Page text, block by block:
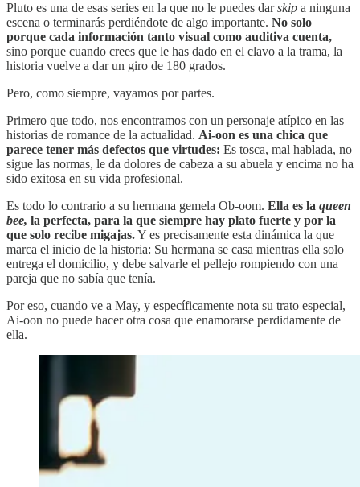
Pluto es una de esas series en la que no le puedes darskip a ninguna
escena o terminarás perdiéndote de algo importante. No solo
porque cada información tanto visual como auditiva cuenta,
sino porque cuando crees que le has dado en el clavo a la trama, la
historia vuelve a dar un giro de 180 grados.
Pero, como siempre, vayamos por partes.
Primero que todo, nos encontramos con un personaje atípico en las
historias de romance de la actualidad. Ai-oon es una chica que
parece tener más defectos que virtudes: Es tosca, mal hablada, no
sigue las normas, le da dolores de cabeza a su abuela y encima no ha
sido exitosa en su vida profesional.
Es todo lo contrario a su hermana gemela Ob-oom. Ella es la queen
bee, la perfecta, para la que siempre hay plato fuerte y por la
que solo recibe migajas.Y es precisamente esta dinámica la que
marca el inicio de la historia: Su hermana se casa mientras ella solo
entrega el domicilio, y debe salvarle el pellejo rompiendo con una
pareja que no sabía que tenía.
Por eso, cuando ve a May, y específicamente nota su trato especial,
Ai-oon no puede hacer otra cosa que enamorarse perdidamente de
ella.